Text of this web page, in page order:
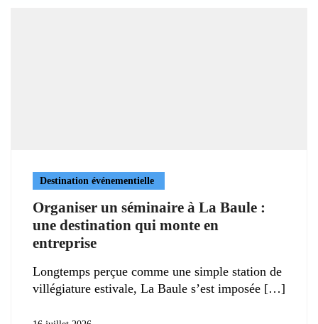
Destination événementielle
Organiser un séminaire à La Baule :
une destination qui monte en
entreprise
Longtemps perçue comme une simple station de
villégiature estivale, La Baule s’est imposée